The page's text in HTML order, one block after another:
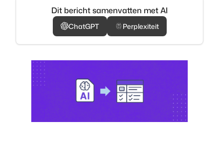
Dit bericht samenvatten met AI
ChatGPT Perplexiteit